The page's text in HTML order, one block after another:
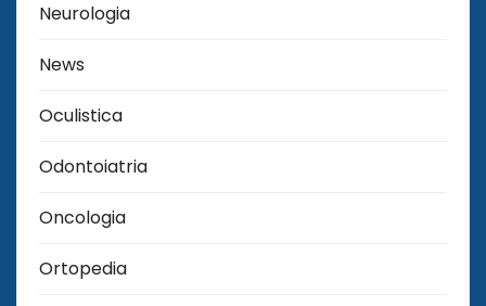
Neurologia
News
Oculistica
Odontoiatria
Oncologia
Ortopedia